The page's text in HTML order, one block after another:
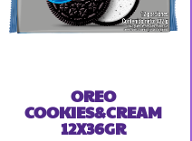
OREO
COOKIES&CREAM
12X36GR